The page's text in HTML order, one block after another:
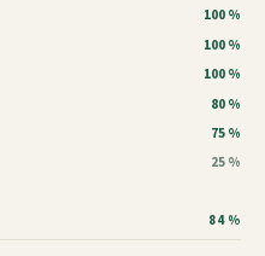
100 %
100 %
100 %
80 %
75 %
25 %
84 %